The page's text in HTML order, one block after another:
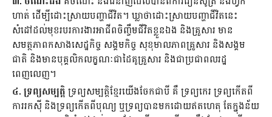
ហាត់ ដើម្បីដោះស្រាយបញ្ហាជីវិត។ ឃ្លាថាដោះស្រាយបញ្ហាជីវិតនេះ
សំដៅដល់មុខរបរការងារអាជីពចិញ្ចឹមជីវិតខ្លួនឯង និងគ្រួសារ មាន
សមត្ថភាពកសាងសេដ្ឋកិច្ច សង្គមកិច្ច សុខុមាលភាពគ្រួសារ និងសង្គម
ជាតិ និងមានបុគ្គលិកលក្ខណៈជាដៃគូគ្រួសារ និងជាប្រជាពលរដ្ឋ
ពេញលេញ។
៤. ទ្រព្យសម្បត្តិ ទ្រព្យសម្បត្តិខ្មែរយើងចែកជាបី គឺ ទ្រព្យកេរ ទ្រព្យកើតពី
ការរកស៊ី និងទ្រព្យកើតពីបុណ្យ ឬទ្រព្យបានមកដោយឥតហេតុ តែក្នុងន័យ